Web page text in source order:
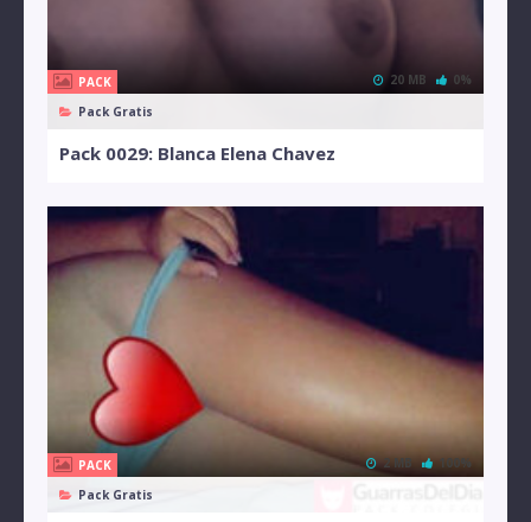
PACK
Pack Gratis
20 MB 0%
Pack 0029: Blanca Elena Chavez
PACK
Pack Gratis
2 MB 100%